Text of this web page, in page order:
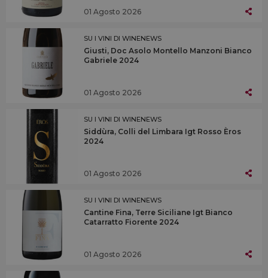
01 Agosto 2026
SU I VINI DI WINENEWS
Giusti, Doc Asolo Montello Manzoni Bianco
Gabriele 2024
01 Agosto 2026
SU I VINI DI WINENEWS
Siddùra, Colli del Limbara Igt Rosso Èros
2024
01 Agosto 2026
SU I VINI DI WINENEWS
Cantine Fina, Terre Siciliane Igt Bianco
Catarratto Fiorente 2024
01 Agosto 2026